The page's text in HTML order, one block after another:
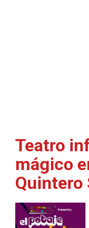
Teatro
mágico
Quintero